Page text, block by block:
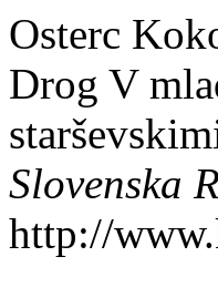
Osterc
Drog V
Slovenska
http://